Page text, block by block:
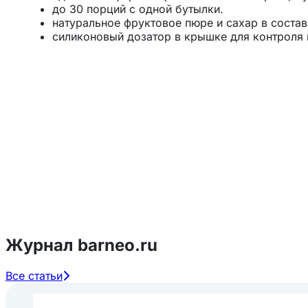
до 30 порций с одной бутылки.
натуральное фруктовое пюре и сахар в
силиконовый дозатор в крышке для контроля
фруктовым чаем. Добавьте мяту, пряности
вино, пряности или фрукты по вкусу.
Журнал barneo.ru
Все статьи